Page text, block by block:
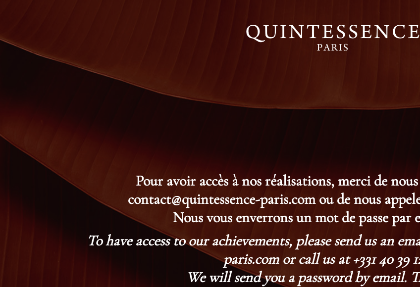
Pour avoir accès à nos réalisations, merci de
contact@quintessence-paris.com ou de nous
Nous vous enverrons un mot de passe par
To have access to our achievements, please send us an
paris.com or call us at +331 40 39
We will send you a password by email.